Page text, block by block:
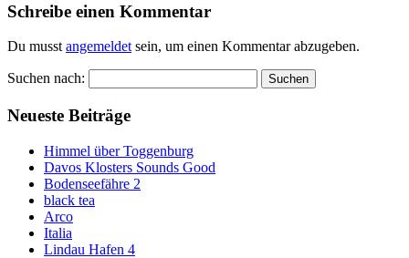
Schreibe einen Kommentar
Du musstangemeldetsein, um einen Kommentar abzugeben.
Suchen nach:
Neueste Beiträge
Himmel über Toggenburg
Davos Klosters Sounds Good
Bodenseefähre 2
black tea
Arco
Italia
Lindau Hafen 4